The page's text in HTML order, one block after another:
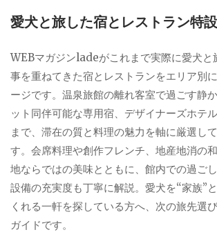
愛犬と旅した宿とレストラン特
WEBマガジンladeがこれまで実際に愛犬と
事を重ねてきた宿とレストランをエリア別
ージです。温泉旅館の離れ客室で過ごす静
ット同伴可能な専用宿、デザイナーズホテ
まで、滞在の質と料理の魅力を軸に厳選し
す。会席料理や創作フレンチ、地産地消の
地ならではの美味とともに、館内での過ご
設備の充実度も丁寧に解説。愛犬を“家族”
くれる一軒を探している方へ、次の旅先選
ガイドです。